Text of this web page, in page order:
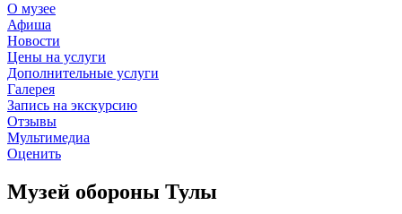
О музее
Афиша
Новости
Цены на услуги
Дополнительные услуги
Галерея
Запись на экскурсию
Отзывы
Мультимедиа
Оценить
Музей обороны Тулы